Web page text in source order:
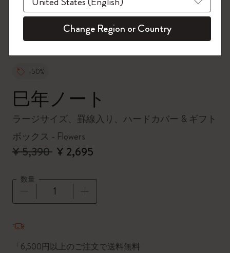
-50%
巳年ノート
ラージサイズ、罫線入り、ハードカバー & ギフト
ボックス - Flowers
¥ 5,390 ¥ 2,695
数量
「6,500円以上のご注文で送料無料
今すぐ会員登録 !
Change Region or Country